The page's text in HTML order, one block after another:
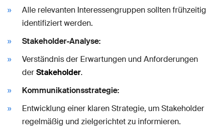
Alle relevanten Interessengruppen sollten frühzeitig
identifiziert werden.
Stakeholder-Analyse:
Verständnis der Erwartungen und Anforderungen
derStakeholder.
Kommunikationsstrategie:
Entwicklung einer klaren Strategie, um Stakeholder
regelmäßig und zielgerichtet zu informieren.